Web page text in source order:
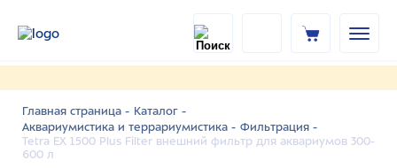
Главная страница - Каталог -
Аквариумистика и террариумистика - Фильтрация -
Tetra EX 1500 Plus Filter внешний фильтр для аквариумов 300-
600 л